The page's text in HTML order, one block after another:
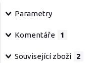
Parametry
Komentáře 1
Související zboží 2